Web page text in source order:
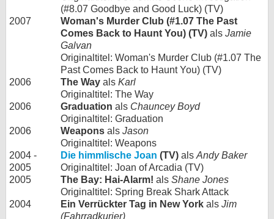
(#8.07 Goodbye and Good Luck) (TV)
2007
Woman's Murder Club (#1.07 The Past
Comes Back to Haunt You) (TV) als Jamie
Galvan
Originaltitel: Woman's Murder Club (#1.07 The
Past Comes Back to Haunt You) (TV)
2006
The Way als Karl
Originaltitel: The Way
2006
Graduation als Chauncey Boyd
Originaltitel: Graduation
2006
Weapons als Jason
Originaltitel: Weapons
2004 -
2005
Die himmlische Joan (TV) als Andy Baker
Originaltitel: Joan of Arcadia (TV)
2005
The Bay: Hai-Alarm! als Shane Jones
Originaltitel: Spring Break Shark Attack
2004
Ein Verrückter Tag in New York als Jim
(Fahrradkurier)